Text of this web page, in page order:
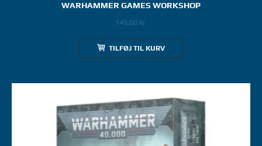
WARHAMMER GAMES WORKSHOP
149,00 kr.
TILFØJ TIL KURV